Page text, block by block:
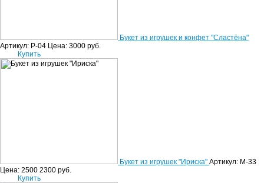
Букет из игрушек и конфет "Сластёна"
Артикул: Р-04 Цена: 3000 руб.
Купить
Букет из игрушек "Ириска" Артикул: М-33
Цена: 2500 2300 руб.
Купить